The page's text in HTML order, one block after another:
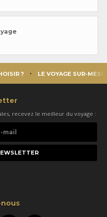
? LE VOYAGE SUR-
recevez le meilleur du voyage :